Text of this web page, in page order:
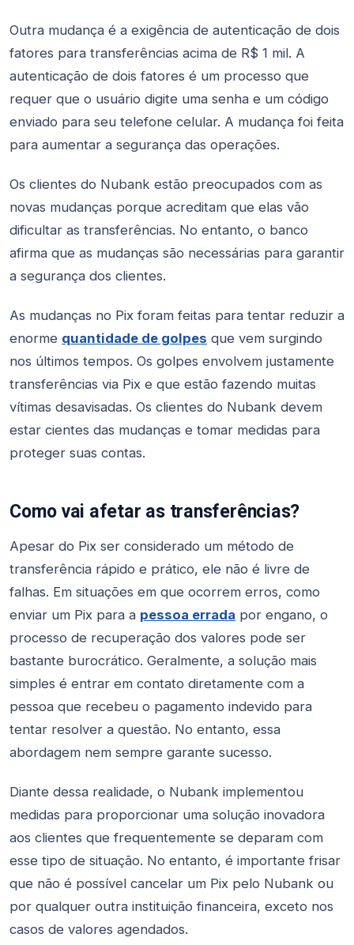
Outra mudança é a exigência de autenticação de dois
fatores para transferências acima de R$ 1 mil. A
autenticação de dois fatores é um processo que
requer que o usuário digite uma senha e um código
enviado para seu telefone celular. A mudança foi feita
para aumentar a segurança das operações.
Os clientes do Nubank estão preocupados com as
novas mudanças porque acreditam que elas vão
dificultar as transferências. No entanto, o banco
afirma que as mudanças são necessárias para garantir
a segurança dos clientes.
As mudanças no Pix foram feitas para tentar reduzir a
enorme quantidade de golpes que vem surgindo
nos últimos tempos. Os golpes envolvem justamente
transferências via Pix e que estão fazendo muitas
vítimas desavisadas. Os clientes do Nubank devem
estar cientes das mudanças e tomar medidas para
proteger suas contas.
Como vai afetar as transferências?
Apesar do Pix ser considerado um método de
transferência rápido e prático, ele não é livre de
falhas. Em situações em que ocorrem erros, como
enviar um Pix para a pessoa errada por engano, o
processo de recuperação dos valores pode ser
bastante burocrático. Geralmente, a solução mais
simples é entrar em contato diretamente com a
pessoa que recebeu o pagamento indevido para
tentar resolver a questão. No entanto, essa
abordagem nem sempre garante sucesso.
Diante dessa realidade, o Nubank implementou
medidas para proporcionar uma solução inovadora
aos clientes que frequentemente se deparam com
esse tipo de situação. No entanto, é importante frisar
que não é possível cancelar um Pix pelo Nubank ou
por qualquer outra instituição financeira, exceto nos
casos de valores agendados.